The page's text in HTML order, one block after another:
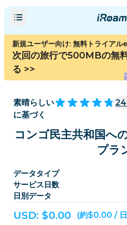
新規ユーザー向け: 無料トライアル
次回の旅行で500MBの無
る >>
素晴らしい
に基づく
コンゴ民主共和国へ
プラ
データタイプ
サービス日数
日別データ
USD: $0.00 (約$0.00 /